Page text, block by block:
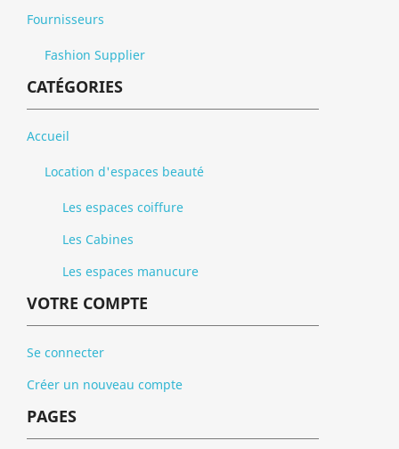
Fournisseurs
Fashion Supplier
CATÉGORIES
Accueil
Location d'espaces beauté
Les espaces coiffure
Les Cabines
Les espaces manucure
VOTRE COMPTE
Se connecter
Créer un nouveau compte
PAGES